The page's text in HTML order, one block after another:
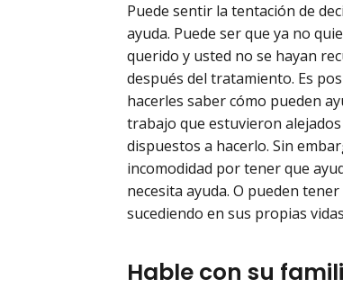
Puede sentir la tentación de
ayuda. Puede ser que ya no
querido y usted no se hayan
después del tratamiento. Es
hacerles saber cómo pueden
trabajo que estuvieron
dispuestos a hacerlo. Sin
incomodidad por tener que
necesita ayuda. O pueden
sucediendo en sus propias
Hable con su